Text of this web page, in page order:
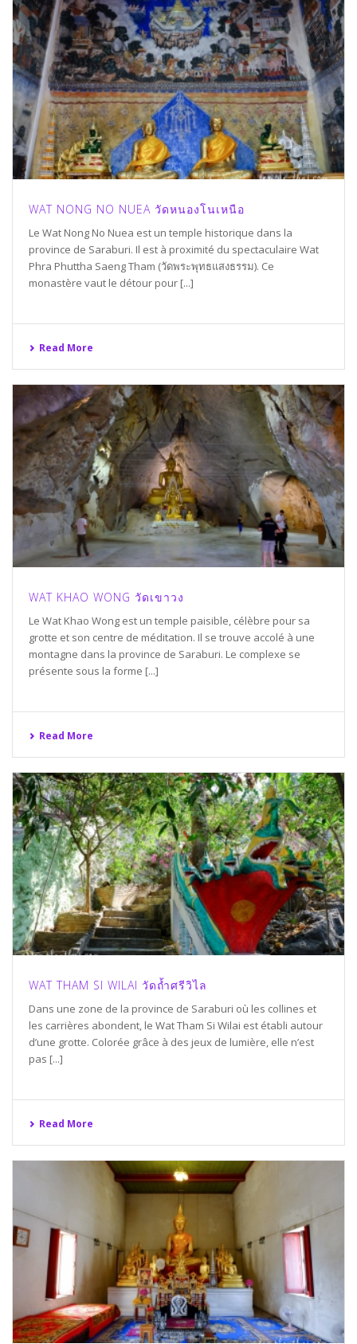
WAT NONG NO NUEA วัดหนองโนเหนือ
Le Wat Nong No Nuea est un temple historique dans la
province de Saraburi. Il est à proximité du spectaculaire Wat
Phra Phuttha Saeng Tham (วัดพระพุทธแสงธรรม). Ce
monastère vaut le détour pour [...]
Read More
WAT KHAO WONG วัดเขาวง
Le Wat Khao Wong est un temple paisible, célèbre pour sa
grotte et son centre de méditation. Il se trouve accolé à une
montagne dans la province de Saraburi. Le complexe se
présente sous la forme [...]
Read More
WAT THAM SI WILAI วัดถ้ำศรีวิไล
Dans une zone de la province de Saraburi où les collines et
les carrières abondent, le Wat Tham Si Wilai est établi autour
d’une grotte. Colorée grâce à des jeux de lumière, elle n’est
pas [...]
Read More